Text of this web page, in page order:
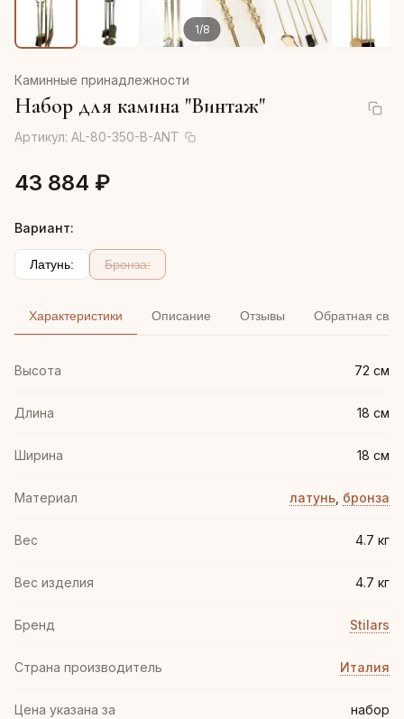
1/8
Каминные принадлежности
Набор для камина "Винтаж"
Артикул: AL-80-350-B-ANT
43 884 ₽
Вариант:
Латунь: Бронза:
Характеристики Описание Отзывы Обратная
Высота 72 см
Длина 18 см
Ширина 18 см
Материал латунь бронза
Вес 4.7 кг
Вес изделия 4.7 кг
Бренд Stilars
Страна производитель Италия
Цена указана за набор